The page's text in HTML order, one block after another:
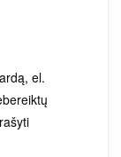
el.